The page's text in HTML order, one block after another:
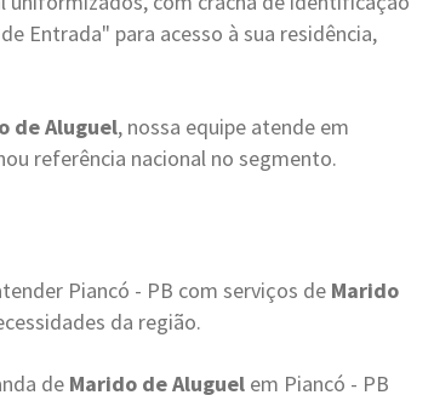
Entrada" para acesso à sua residência,
de Aluguel, nossa equipe atende em
referência nacional no segmento.
Piancó - PB com serviços de Marido
da região.
de Marido de Aluguel em Piancó - PB